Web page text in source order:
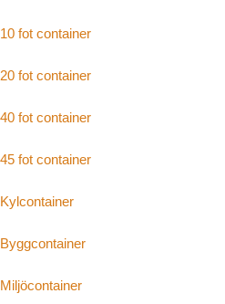
10 fot container
20 fot container
40 fot container
45 fot container
Kylcontainer
Byggcontainer
Miljöcontainer